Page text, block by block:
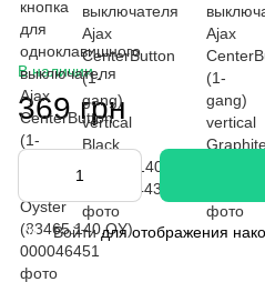
В наличии
369 грн
% Войтидля отображения